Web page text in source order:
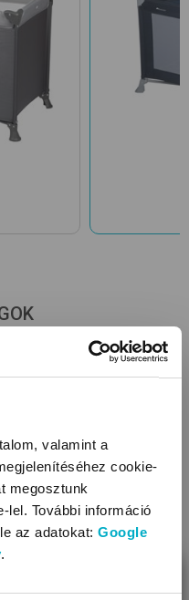
valamint a
cookie-
megosztunk
lel. További információ
az adatokat: Google
.
(cm): 76x21x22